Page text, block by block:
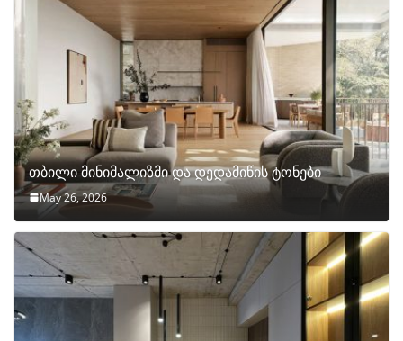
თბილი მინიმალიზმი და დედამიწის ტონები
May 26, 2026